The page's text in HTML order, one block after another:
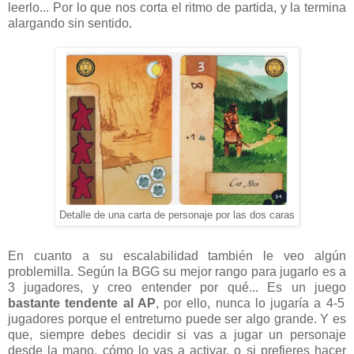
leerlo... Por lo que nos corta el ritmo de partida, y la termina
alargando sin sentido.
Detalle de una carta de personaje por las dos caras
En cuanto a su escalabilidad también le veo algún
problemilla. Según la BGG su mejor rango para jugarlo es a
3 jugadores, y creo entender por qué... Es un juego
bastante tendente al AP, por ello, nunca lo jugaría a 4-5
jugadores porque el entreturno puede ser algo grande. Y es
que, siempre debes decidir si vas a jugar un personaje
desde la mano, cómo lo vas a activar, o si prefieres hacer